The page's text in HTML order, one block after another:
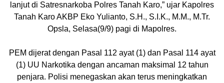
lanjut di Satresnarkoba Polres Tanah Karo,” ujar Kapolres
Tanah Karo AKBP Eko Yulianto, S.H., S.I.K., M.M., M.Tr.
Opsla, Selasa(9/9) pagi di Mapolres.
PEM dijerat dengan Pasal 112 ayat (1) dan Pasal 114 ayat
(1) UU Narkotika dengan ancaman maksimal 12 tahun
penjara. Polisi menegaskan akan terus meningkatkan